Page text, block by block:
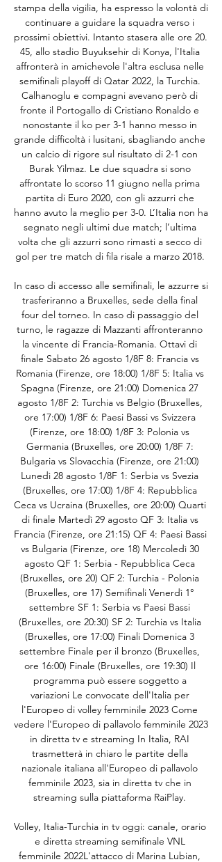
stampa della vigilia, ha espresso la volontà di
continuare a guidare la squadra verso i
prossimi obiettivi. Intanto stasera alle ore 20.
45, allo stadio Buyuksehir di Konya, l'Italia
affronterà in amichevole l'altra esclusa nelle
semifinali playoff di Qatar 2022, la Turchia.
Calhanoglu e compagni avevano però di
fronte il Portogallo di Cristiano Ronaldo e
nonostante il ko per 3-1 hanno messo in
grande difficoltà i lusitani, sbagliando anche
un calcio di rigore sul risultato di 2-1 con
Burak Yilmaz. Le due squadra si sono
affrontate lo scorso 11 giugno nella prima
partita di Euro 2020, con gli azzurri che
hanno avuto la meglio per 3-0. L’Italia non ha
segnato negli ultimi due match; l’ultima
volta che gli azzurri sono rimasti a secco di
gol per tre match di fila risale a marzo 2018.
In caso di accesso alle semifinali, le azzurre si
trasferiranno a Bruxelles, sede della final
four del torneo. In caso di passaggio del
turno, le ragazze di Mazzanti affronteranno
la vincente di Francia-Romania. Ottavi di
finale Sabato 26 agosto 1/8F 8: Francia vs
Romania (Firenze, ore 18:00) 1/8F 5: Italia vs
Spagna (Firenze, ore 21:00) Domenica 27
agosto 1/8F 2: Turchia vs Belgio (Bruxelles,
ore 17:00) 1/8F 6: Paesi Bassi vs Svizzera
(Firenze, ore 18:00) 1/8F 3: Polonia vs
Germania (Bruxelles, ore 20:00) 1/8F 7:
Bulgaria vs Slovacchia (Firenze, ore 21:00)
Lunedì 28 agosto 1/8F 1: Serbia vs Svezia
(Bruxelles, ore 17:00) 1/8F 4: Repubblica
Ceca vs Ucraina (Bruxelles, ore 20:00) Quarti
di finale Martedì 29 agosto QF 3: Italia vs
Francia (Firenze, ore 21:15) QF 4: Paesi Bassi
vs Bulgaria (Firenze, ore 18) Mercoledì 30
agosto QF 1: Serbia - Repubblica Ceca
(Bruxelles, ore 20) QF 2: Turchia - Polonia
(Bruxelles, ore 17) Semifinali Venerdì 1°
settembre SF 1: Serbia vs Paesi Bassi
(Bruxelles, ore 20:30) SF 2: Turchia vs Italia
(Bruxelles, ore 17:00) Finali Domenica 3
settembre Finale per il bronzo (Bruxelles,
ore 16:00) Finale (Bruxelles, ore 19:30) Il
programma può essere soggetto a
variazioni Le convocate dell'Italia per
l'Europeo di volley femminile 2023 Come
vedere l'Europeo di pallavolo femminile 2023
in diretta tv e streaming In Italia, RAI
trasmetterà in chiaro le partite della
nazionale italiana all'Europeo di pallavolo
femminile 2023, sia in diretta tv che in
streaming sulla piattaforma RaiPlay.
Volley, Italia-Turchia in tv oggi: canale, orario
e diretta streaming semifinale VNL
femminile 2022L'attacco di Marina Lubian,